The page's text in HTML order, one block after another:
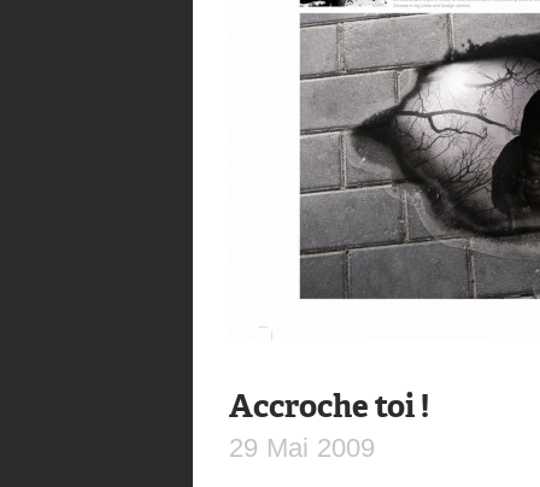
Accroche toi !
29 Mai 2009